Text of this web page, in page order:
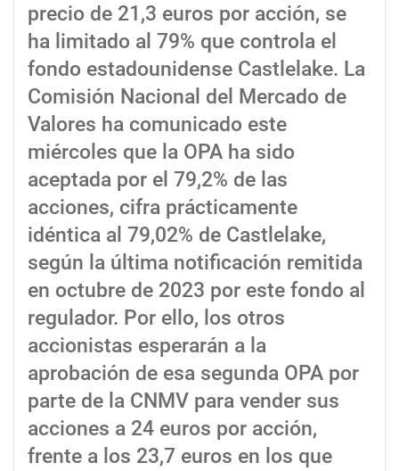
precio de 21,3 euros por acción, se
ha limitado al 79% que controla el
fondo estadounidense Castlelake. La
Comisión Nacional del Mercado de
Valores ha comunicado este
miércoles que la OPA ha sido
aceptada por el 79,2% de las
acciones, cifra prácticamente
idéntica al 79,02% de Castlelake,
según la última notificación remitida
en octubre de 2023 por este fondo al
regulador. Por ello, los otros
accionistas esperarán a la
aprobación de esa segunda OPA por
parte de la CNMV para vender sus
acciones a 24 euros por acción,
frente a los 23,7 euros en los que